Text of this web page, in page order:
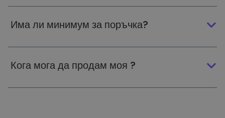
Има ли минимум за поръчка?
Кога мога да продам моя ?